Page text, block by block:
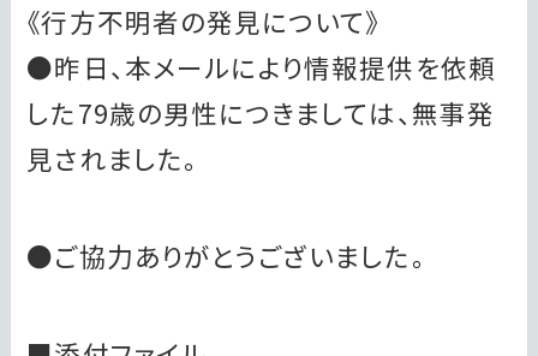
《行方不明者の発見について》
●昨日、本メールにより情報提供を依頼
した79歳の男性につきましては、無事発
見されました。
●ご協力ありがとうございました。